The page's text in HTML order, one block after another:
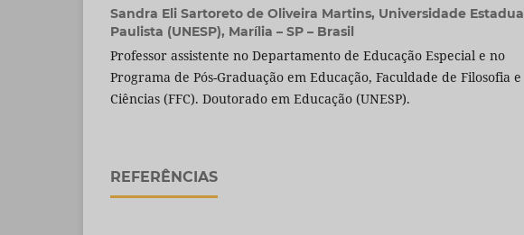
Sandra Eli Sartoreto de Oliveira Martins, Universidade Estadual
Paulista (UNESP), Marília – SP – Brasil
Professor assistente no Departamento de Educação Especial e no
Programa de Pós-Graduação em Educação, Faculdade de Filosofia e
Ciências (FFC). Doutorado em Educação (UNESP).
REFERÊNCIAS